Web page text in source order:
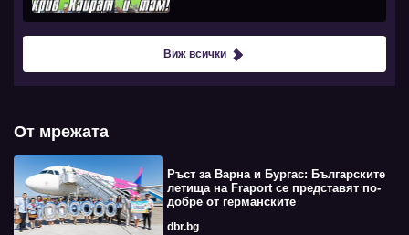
Виж всички
От мрежата
Ръст за Варна и Бургас: Българските
летища на Fraport се представят по-
добре от германските
dbr.bg